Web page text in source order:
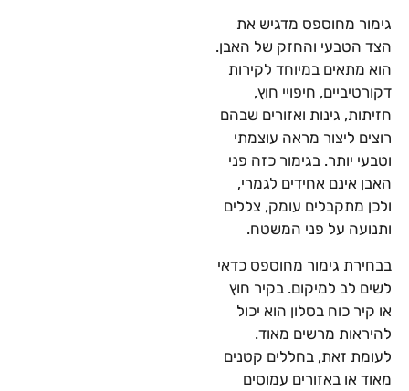
גימור מחוספס מדגיש את
הצד הטבעי והחזק של האבן.
הוא מתאים במיוחד לקירות
דקורטיביים, חיפויי חוץ,
חזיתות, גינות ואזורים שבהם
רוצים ליצור מראה עוצמתי
וטבעי יותר. בגימור כזה פני
האבן אינם אחידים לגמרי,
ולכן מתקבלים עומק, צללים
ותנועה על פני המשטח.
בבחירת גימור מחוספס כדאי
לשים לב למיקום. בקיר חוץ
או קיר כוח בסלון הוא יכול
להיראות מרשים מאוד.
לעומת זאת, בחללים קטנים
מאוד או באזורים עמוסים